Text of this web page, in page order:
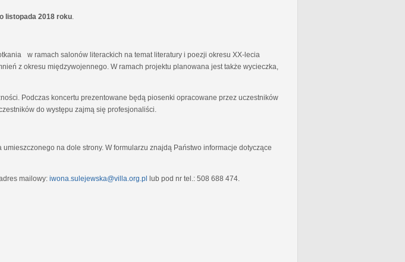
listopada 2018 roku
w ramach salonów literackich na temat literatury i poezji okresu XX-lecia
z okresu międzywojennego. W ramach projektu planowana jest także wycieczka,
Podczas koncertu prezentowane będą piosenki opracowane przez uczestników
do występu zajmą się profesjonaliści.
na dole strony. W formularzu znajdą Państwo informacje dotyczące
mailowy: iwona.sulejewska@villa.org.pl lub pod nr tel.: 508 688 474.